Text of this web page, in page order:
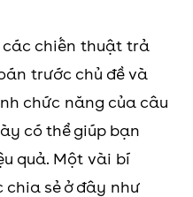
các chiến thuật trả
trước chủ đề và
chức năng của câu
có thể giúp bạn
quả. Một vài bí
chia sẻ ở đây như